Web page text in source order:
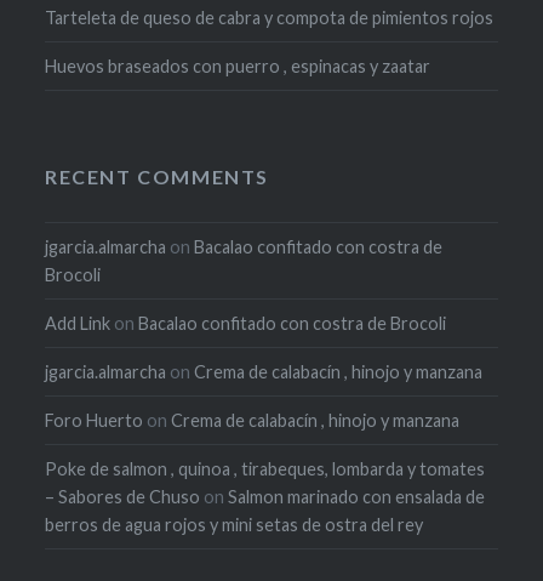
Tarteleta de queso de cabra y compota de pimientos rojos
Huevos braseados con puerro , espinacas y zaatar
RECENT COMMENTS
jgarcia.almarcha onBacalao confitado con costra de
Brocoli
Add Link onBacalao confitado con costra de Brocoli
jgarcia.almarcha on Crema de calabacín , hinojo y manzana
Foro Huerto on Crema de calabacín , hinojo y manzana
Poke de salmon , quinoa , tirabeques, lombarda y tomates
– Sabores de Chuso onSalmon marinado con ensalada de
berros de agua rojos y mini setas de ostra del rey